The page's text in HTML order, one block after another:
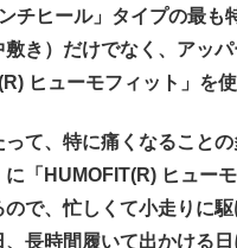
チヒール」タイプの最も
敷き）だけでなく、アッパ
ヒューモフィット」を使
って、特に痛くなること
に「HUMOFIT(R) ヒュー
で、忙しくて小走りに
、長時間履いて出かける